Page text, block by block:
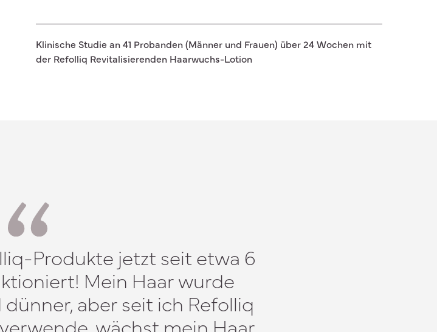
Klinische Studie an 41 Probanden (Männer und Frauen) über 24 Wochen mit
der Refolliq Revitalisierenden Haarwuchs-Lotion
Produkte jetzt seit etwa 6
Mein Haar wurde
aber seit ich Refolliq
wächst mein Haar